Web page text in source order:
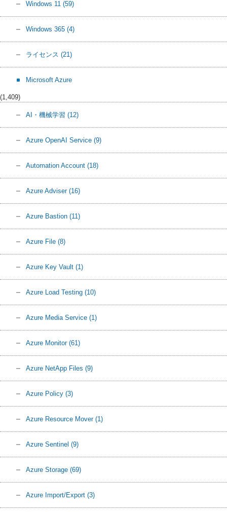
Windows 11 (59)
Windows 365 (4)
ライセンス (21)
Microsoft Azure
(1,409)
AI・機械学習 (12)
Azure OpenAI Service (9)
Automation Account (18)
Azure Adviser (16)
Azure Bastion (11)
Azure File (8)
Azure Key Vault (1)
Azure Load Testing (10)
Azure Media Service (1)
Azure Monitor (61)
Azure NetApp Files (9)
Azure Policy (3)
Azure Resource Mover (1)
Azure Sentinel (9)
Azure Storage (69)
Azure Import/Export (3)